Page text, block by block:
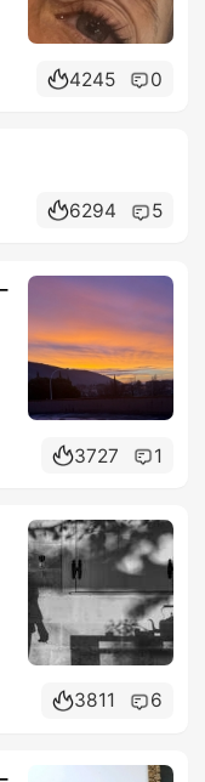
4245 0
6294 5
3727 1
3811 6